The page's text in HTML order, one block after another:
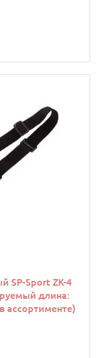
SP-Sport ZK-4
длина:
ассортименте)